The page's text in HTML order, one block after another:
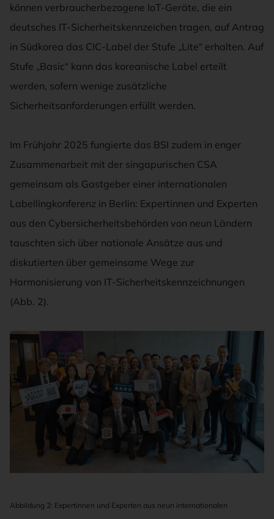
können verbraucherbezogene IoT-Geräte, die ein
deutsches IT-Sicherheitskennzeichen tragen, auf Antrag
in Südkorea das CIC-Label der Stufe „Lite“ erhalten. Auf
Stufe „Basic“ kann das koreanische Label erteilt
werden, sofern wenige zusätzliche
Sicherheitsanforderungen erfüllt werden.
Im Frühjahr 2025 fungierte das BSI zudem in enger
Zusammenarbeit mit der singapurischen CSA
gemeinsam als Gastgeber einer internationalen
Labellingkonferenz in Berlin: Expertinnen und Experten
aus den Cybersicherheitsbehörden von neun Ländern
tauschten sich über nationale Ansätze aus und
diskutierten über gemeinsame Wege zur
Harmonisierung von IT-Sicherheitskennzeichnungen
(Abb. 2).
Abbildung 2: Expertinnen und Experten aus neun internationalen